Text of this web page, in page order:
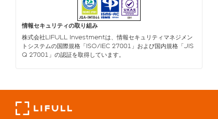
情報セキュリティの取り組み
株式会社LIFULL Investmentは、情報セキュリティマネジメン
トシステムの国際規格「ISO/IEC 27001」および国内規格「JIS
Q 27001」の認証を取得しています。